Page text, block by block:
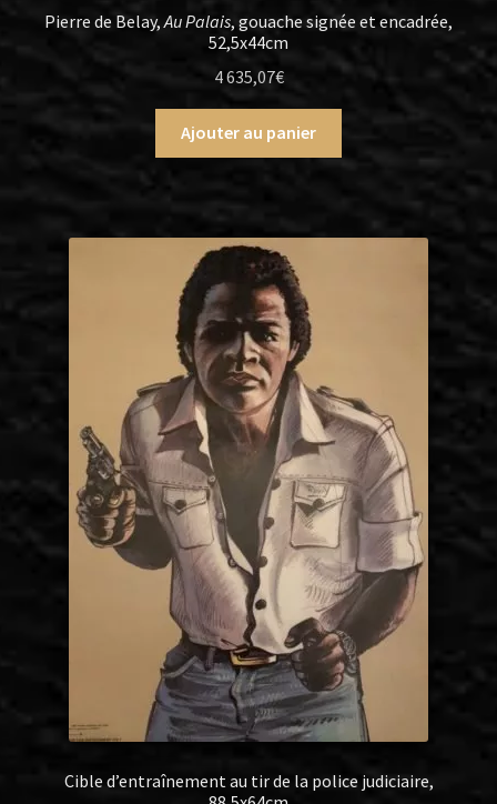
Pierre de Belay,Au Palais, gouache signée et encadrée,
52,5x44cm
4 635,07€
Ajouter au panier
Cible d’entraînement au tir de la police judiciaire,